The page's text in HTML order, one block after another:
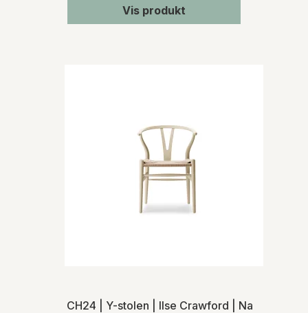
Vis produkt
CH24 | Y-stolen | Ilse Crawford | Naturflet |